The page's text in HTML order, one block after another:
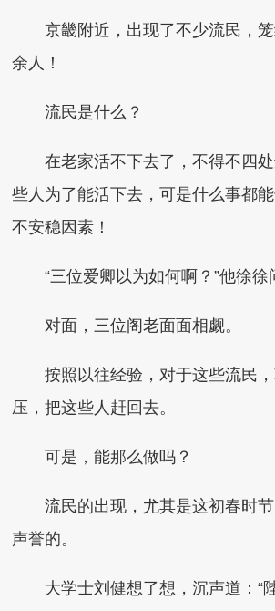
京畿附近，出现了不少流民，
余人！
流民是什么？
在老家活不下去了，不得不四
些人为了能活下去，可是什么事都
不安稳因素！
“三位爱卿以为如何啊？”他徐徐
对面，三位阁老面面相觑。
按照以往经验，对于这些流民
压，把这些人赶回去。
可是，能那么做吗？
流民的出现，尤其是这初春时
声誉的。
大学士刘健想了想，沉声道：“